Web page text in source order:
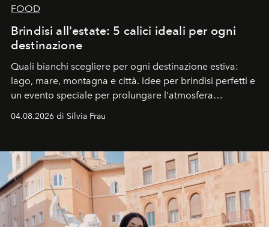
FOOD
Brindisi all'estate: 5 calici ideali per ogni
destinazione
Quali bianchi scegliere per ogni destinazione estiva:
lago, mare, montagna e città. Idee per brindisi perfetti e
un evento speciale per prolungare l'atmosfera
04.08.2026 di Silvia Frau